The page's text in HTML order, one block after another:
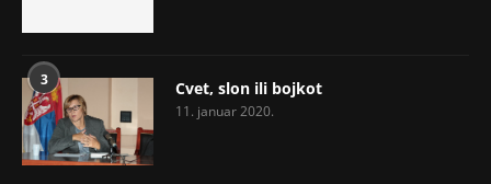
3 Cvet, slon ili bojkot
11. januar 2020.